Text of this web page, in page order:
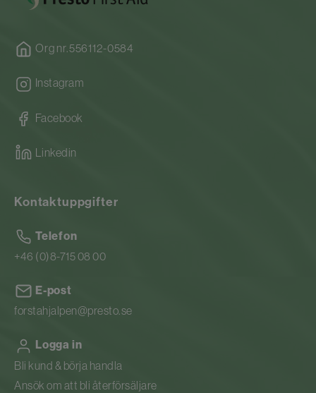
Org nr.556112-0584
Instagram
Facebook
Linkedin
Kontaktuppgifter
Telefon
+46 (0)8-715 08 00
E-post
forstahjalpen@presto.se
Logga in
Bli kund & börja handla
Ansök om att bli återförsäljare